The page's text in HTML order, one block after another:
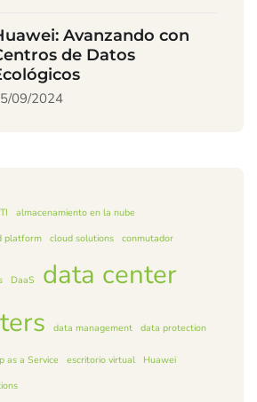
Avanzando con
de Datos
09/2024
almacenamiento en la nube
platform cloud solutions conmutador
DaaS
data center
data management data protection
as a Service escritorio virtual
Huawei